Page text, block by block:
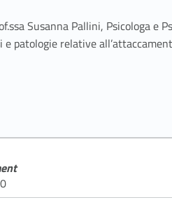
Susanna Pallini, Psicologa
patologie relative